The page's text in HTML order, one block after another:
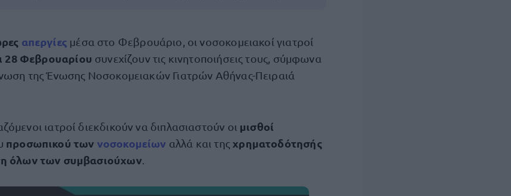
απεργίες μέσα στο Φεβρουάριο, οι νοσοκομειακοί γιατροί
28 Φεβρουαρίου συνεχίζουν τις κινητοποιήσεις τους, σύμφωνα
της Ένωσης Νοσοκομειακών Γιατρών Αθήνας-Πειραιά
ιατροί διεκδικούν να διπλασιαστούν οι μισθοί
προσωπικού των νοσοκομείων αλλά και της χρηματοδότησής
όλων των συμβασιούχων.